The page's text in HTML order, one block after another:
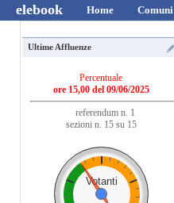
elebook Home Comuni
Ultime Affluenze
Percentuale
ore 15,00 del 09/06/2025
referendum n. 1
sezioni n. 15 su 15
Votanti